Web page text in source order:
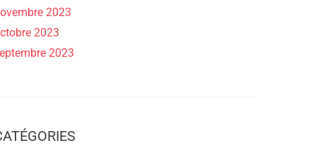
2023
2023
2023